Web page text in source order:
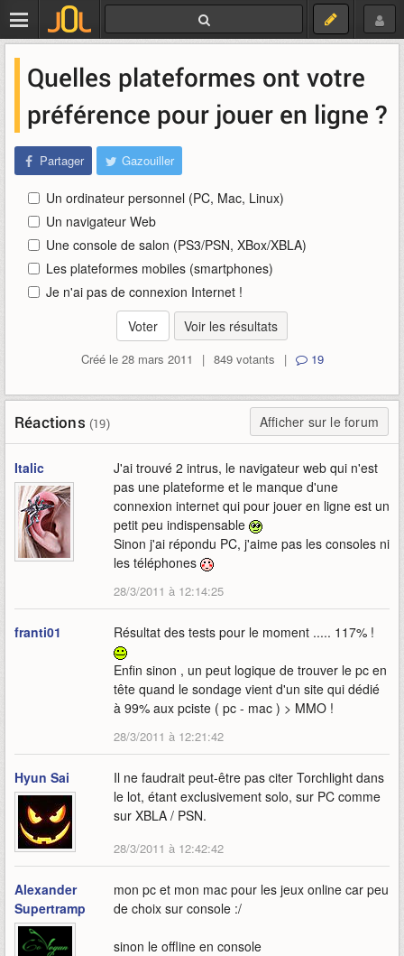
Quelles plateformes ont votre
préférence pour jouer en ligne ?
Partager Gazouiller
Un ordinateur personnel (PC, Mac, Linux)
Un navigateur Web
Une console de salon (PS3/PSN, XBox/XBLA)
Les plateformes mobiles (smartphones)
Je n'ai pas de connexion Internet !
Voir les résultats
Créé le 28 mars 2011 | 849 votants | 19
Réactions (19) Afficher sur le forum
Italic
J'ai trouvé 2 intrus, le navigateur web qui n'est
pas une plateforme et le manque d'une
connexion internet qui pour jouer en ligne est un
petit peu indispensable
Sinon j'ai répondu PC, j'aime pas les consoles ni
les téléphones
28/3/2011 à 12:14:25
franti01 Résultat des tests pour le moment ..... 117% !
Enfin sinon , un peut logique de trouver le pc en
tête quand le sondage vient d'un site qui dédié
à 99% aux pciste ( pc - mac ) > MMO !
28/3/2011 à 12:21:42
Hyun Sai
Il ne faudrait peut-être pas citer Torchlight dans
le lot, étant exclusivement solo, sur PC comme
sur XBLA / PSN.
28/3/2011 à 12:42:42
Alexander
Supertramp
mon pc et mon mac pour les jeux online car peu
de choix sur console :/
sinon le offline en console